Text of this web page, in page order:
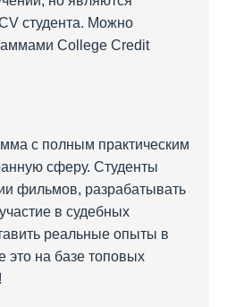
студента. Можно
College Credit
с полным практическим
сферу. Студенты
фильмов, разрабатывать
в судебных
реальные опыты в
это на базе топовых